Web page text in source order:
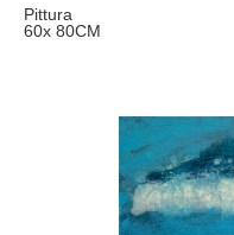
Pittura
60x 80CM